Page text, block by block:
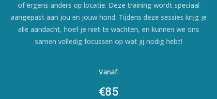
of ergens anders op locatie. Deze training wordt speciaal
aangepast aan jou en jouw hond. Tijdens deze sessies krijg je
alle aandacht, hoef je niet te wachten, en kunnen we ons
samen volledig focussen op wat jij nodig hebt!
Vanaf:
€85